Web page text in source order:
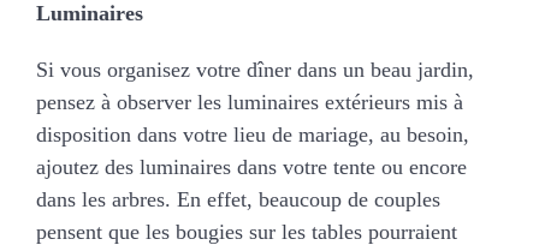
Luminaires
Si vous organisez votre dîner dans un beau jardin,
pensez à observer les luminaires extérieurs mis à
disposition dans votre lieu de mariage, au besoin,
ajoutez des luminaires dans votre tente ou encore
dans les arbres. En effet, beaucoup de couples
pensent que les bougies sur les tables pourraient